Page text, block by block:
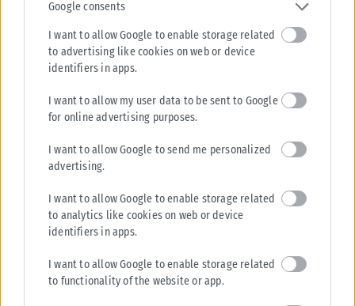
Google consents
I want to allow Google to enable storage related
to advertising like cookies on web or device
identifiers in apps.
I want to allow my user data to be sent to Google
for online advertising purposes.
I want to allow Google to send me personalized
advertising.
I want to allow Google to enable storage related
to analytics like cookies on web or device
identifiers in apps.
I want to allow Google to enable storage related
to functionality of the website or app.
Σχετικά Άρθρα